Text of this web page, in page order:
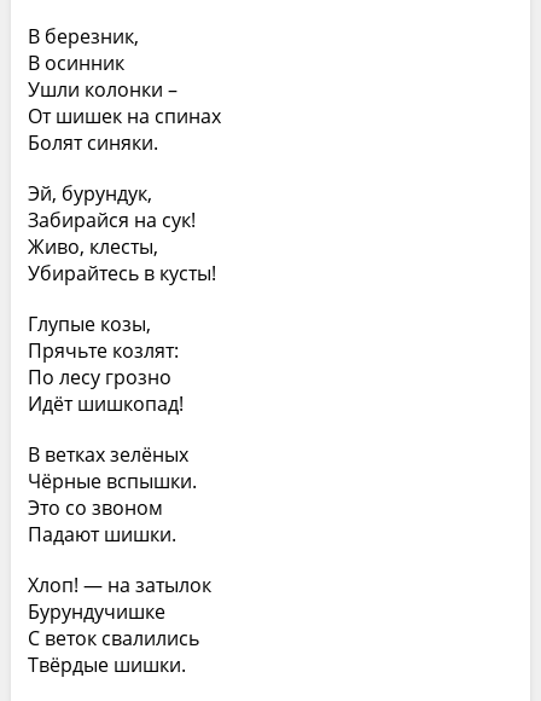
В березник,
В осинник
Ушли колонки –
От шишек на спинах
Болят синяки.
Эй, бурундук,
Забирайся на сук!
Живо, клесты,
Убирайтесь в кусты!
Глупые козы,
Прячьте козлят:
По лесу грозно
Идёт шишкопад!
В ветках зелёных
Чёрные вспышки.
Это со звоном
Падают шишки.
Хлоп! — на затылок
Бурундучишке
С веток свалились
Твёрдые шишки.